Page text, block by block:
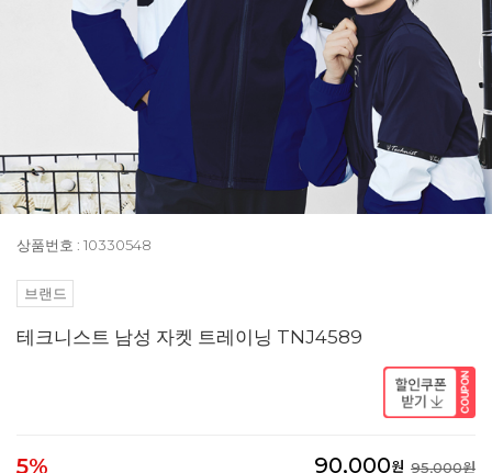
상품번호 : 10330548
브랜드
테크니스트 남성 자켓 트레이닝 TNJ4589
5% 90,000원 95,000원